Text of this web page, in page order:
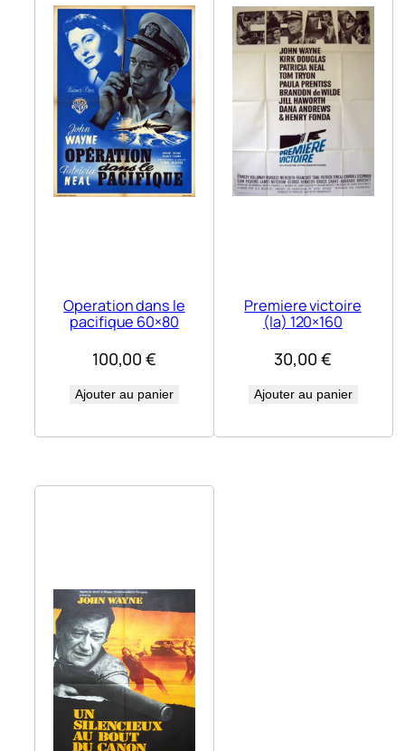
Operation dans le
pacifique 60×80
100,00€
Ajouter au panier
Premiere victoire
(la) 120×160
30,00 €
Ajouter au panier